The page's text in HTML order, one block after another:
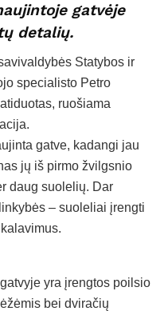
gatvėje
detalių.
Statybos ir
specialisto Petro
ruošiama
gatve, kadangi jau
jų iš pirmo žvilgsnio
daug suolelių. Dar
– suoleliai įrengti
yra įrengtos poilsio
bei dviračių